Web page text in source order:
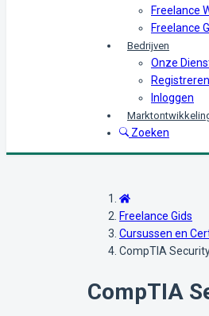
Freelance
Freelance
Bedrijven
Onze
Registreren
Inloggen
Zoeken
Freelance Gids
Cursussen en
CompTIA
CompTIA